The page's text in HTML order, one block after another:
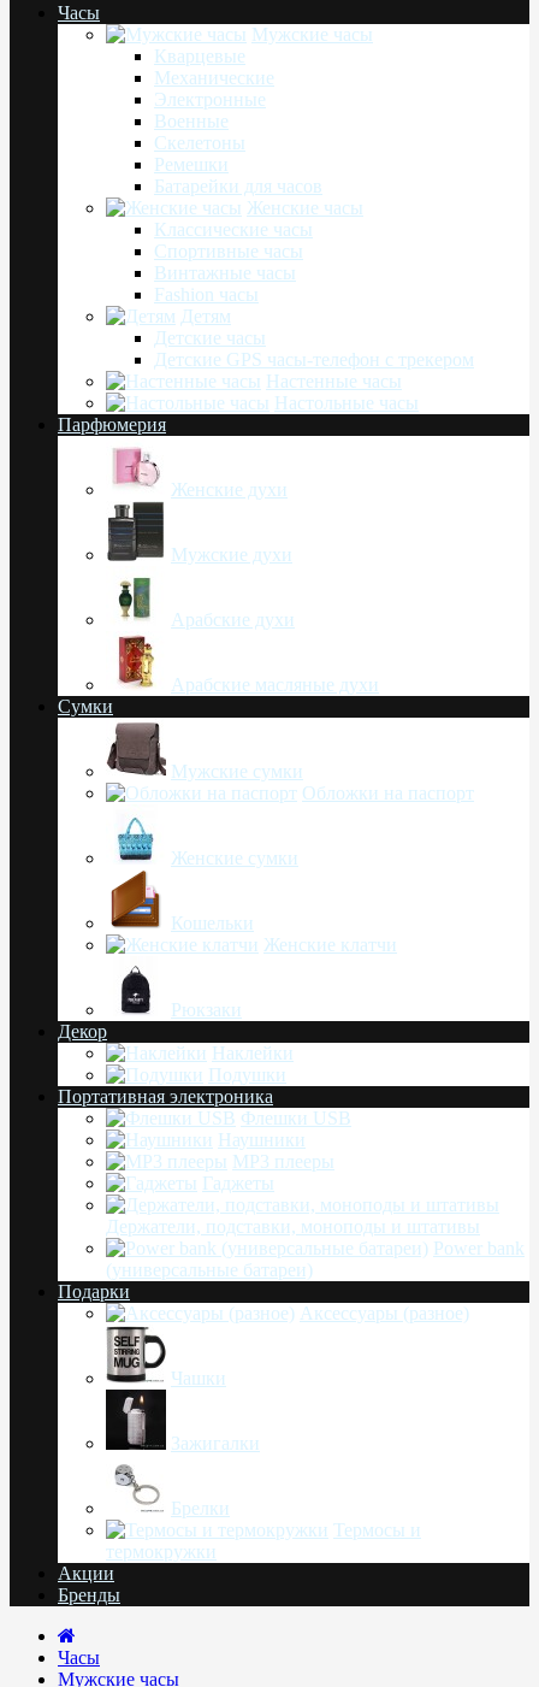
Часы
Мужские часы
Кварцевые
Механические
Электронные
Военные
Скелетоны
Ремешки
Батарейки для часов
Женские часы
Классические часы
Спортивные часы
Винтажные часы
Fashion часы
Детям
Детские часы
Детские GPS часы-телефон с трекером
Настенные часы
Настольные часы
Парфюмерия
Женские духи
Мужские духи
Арабские духи
Арабские масляные духи
Сумки
Мужские сумки
Обложки на паспорт
Женские сумки
Кошельки
Женские клатчи
Рюкзаки
Декор
Наклейки
Подушки
Портативная электроника
Флешки USB
Наушники
MP3 плееры
Гаджеты
Держатели, подставки, моноподы и штативы
Power bank
(универсальные батареи)
Подарки
Аксессуары (разное)
Чашки
Зажигалки
Брелки
Термосы и
термокружки
Акции
Бренды
Часы
Мужские часы